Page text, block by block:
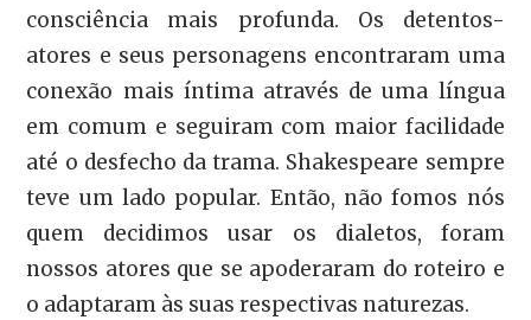
consciência mais profunda. Os detentos-
atores e seus personagens encontraram uma
conexão mais íntima através de uma língua
em comum e seguiram com maior facilidade
até o desfecho da trama. Shakespeare sempre
teve um lado popular. Então, não fomos nós
quem decidimos usar os dialetos, foram
nossos atores que se apoderaram do roteiro e
o adaptaram às suas respectivas naturezas.